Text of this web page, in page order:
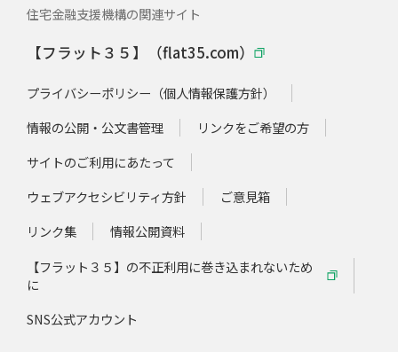
住宅金融支援機構の関連サイト
【フラット３５】（flat35.com）
プライバシーポリシー（個人情報保護方針）
情報の公開・公文書管理
リンクをご希望の方
サイトのご利用にあたって
ウェブアクセシビリティ方針
ご意見箱
リンク集
情報公開資料
【フラット３５】の不正利用に巻き込まれないため
に
SNS公式アカウント